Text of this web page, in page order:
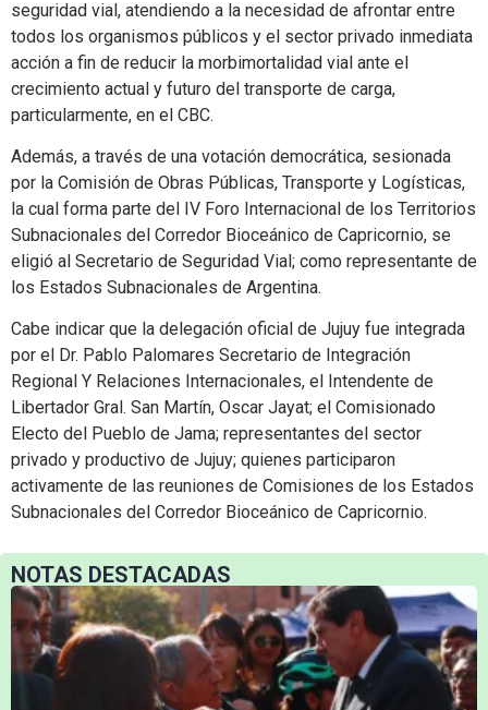
NOTAS DESTACADAS
seguridad vial, atendiendo a la necesidad de afrontar entre
todos los organismos públicos y el sector privado inmediata
acción a fin de reducir la morbimortalidad vial ante el
crecimiento actual y futuro del transporte de carga,
particularmente, en el CBC.
Además, a través de una votación democrática, sesionada
por la Comisión de Obras Públicas, Transporte y Logísticas,
la cual forma parte del IV Foro Internacional de los Territorios
Subnacionales del Corredor Bioceánico de Capricornio, se
eligió al Secretario de Seguridad Vial; como representante de
los Estados Subnacionales de Argentina.
Cabe indicar que la delegación oficial de Jujuy fue integrada
por el Dr. Pablo Palomares Secretario de Integración
Regional Y Relaciones Internacionales, el Intendente de
Libertador Gral. San Martín, Oscar Jayat; el Comisionado
Electo del Pueblo de Jama; representantes del sector
privado y productivo de Jujuy; quienes participaron
activamente de las reuniones de Comisiones de los Estados
Subnacionales del Corredor Bioceánico de Capricornio.